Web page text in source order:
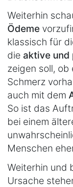
Weiterhin
Ödeme
klassisch für
die aktive und
zeigen soll,
Schmerz
auch mit dem
So ist das
bei einem
Menschen
Weiterhin und
Ursache